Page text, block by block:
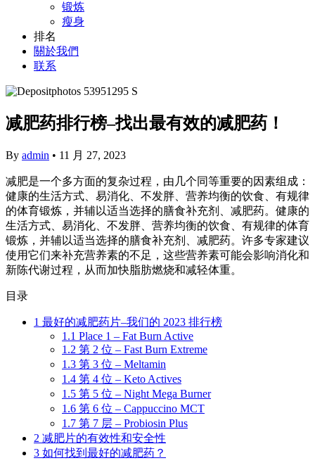
锻炼
瘦身
排名
關於我們
联系
减肥药排行榜–找出最有效的减肥药！
By admin • 11 月 27, 2023
减肥是一个多方面的复杂过程，由几个同等重要的因素组成：
健康的生活方式、易消化、不发胖、营养均衡的饮食、有规律
的体育锻炼，并辅以适当选择的膳食补充剂、减肥药。健康的
生活方式、易消化、不发胖、营养均衡的饮食、有规律的体育
锻炼，并辅以适当选择的膳食补充剂、减肥药。许多专家建议
使用它们来补充营养素的不足，这些营养素可能会影响消化和
新陈代谢过程，从而加快脂肪燃烧和减轻体重。
目录
1 最好的减肥药片–我们的 2023 排行榜
1.1 Place 1 – Fat Burn Active
1.2 第 2 位 – Fast Burn Extreme
1.3 第 3 位 – Meltamin
1.4 第 4 位 – Keto Actives
1.5 第 5 位 – Night Mega Burner
1.6 第 6 位 – Cappuccino MCT
1.7 第 7 层 – Probiosin Plus
2 减肥片的有效性和安全性
3 如何找到最好的减肥药？